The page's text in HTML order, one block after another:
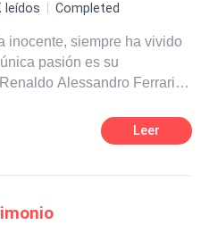
leídos Completed
inocente, siempre ha vivido
pasión es su
y se queda dormida,
oscuro
Leer